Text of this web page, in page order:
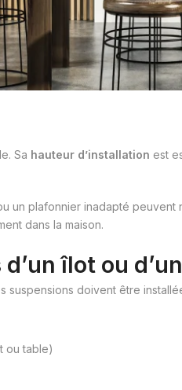
Sa hauteur d’installation est
un plafonnier inadapté
dans la maison.
îlot ou
suspensions doivent être
ou table)